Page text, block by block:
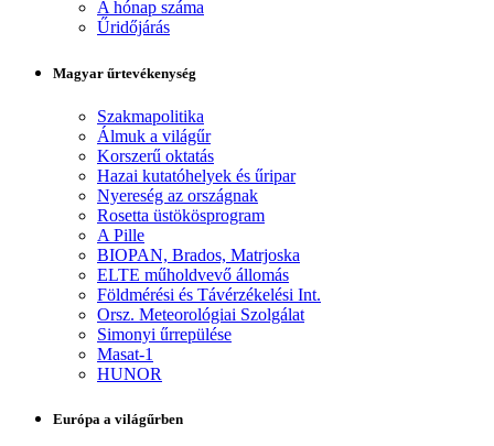
A hónap száma
Űridőjárás
Magyar űrtevékenység
Szakmapolitika
Álmuk a világűr
Korszerű oktatás
Hazai kutatóhelyek és űripar
Nyereség az országnak
Rosetta üstökösprogram
A Pille
BIOPAN, Brados, Matrjoska
ELTE műholdvevő állomás
Földmérési és Távérzékelési Int.
Orsz. Meteorológiai Szolgálat
Simonyi űrrepülése
Masat-1
HUNOR
Európa a világűrben